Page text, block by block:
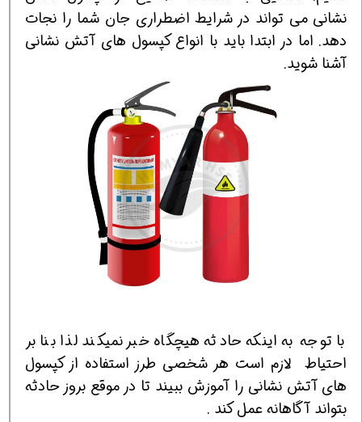
نشانی می تواند در شرایط اضطراری جان شما را نجات
دهد. اما در ابتدا باید با انواع کپسول های آتش نشانی
آشنا شوید.
با توجه به اینکه حادثه هیچگاه خبر نمیکند لذا بنا بر
احتیاط لازم است هر شخصی طرز استفاده از کپسول
های آتش نشانی را آموزش ببیند تا در موقع بروز حادثه
بتواند آگاهانه عمل کند .